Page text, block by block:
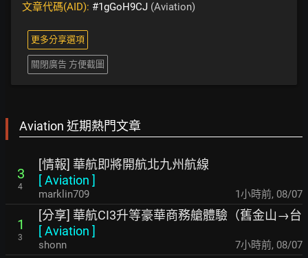
文章代碼(AID): #1gGoH9CJ (Aviation)
更多分享選項
關閉廣告 方便截圖
Aviation 近期熱門文章
3
4
[情報] 華航即將開航北九州航線
[Aviation ]
marklin709 1小時前, 08/07
1
3
[分享] 華航CI3升等豪華商務艙體驗（舊金山→台
[Aviation ]
shonn 7小時前, 08/07